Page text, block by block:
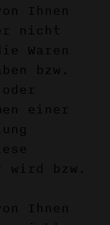
Ihnen
nicht
Waren
bzw.
einer
bzw.
Ihnen